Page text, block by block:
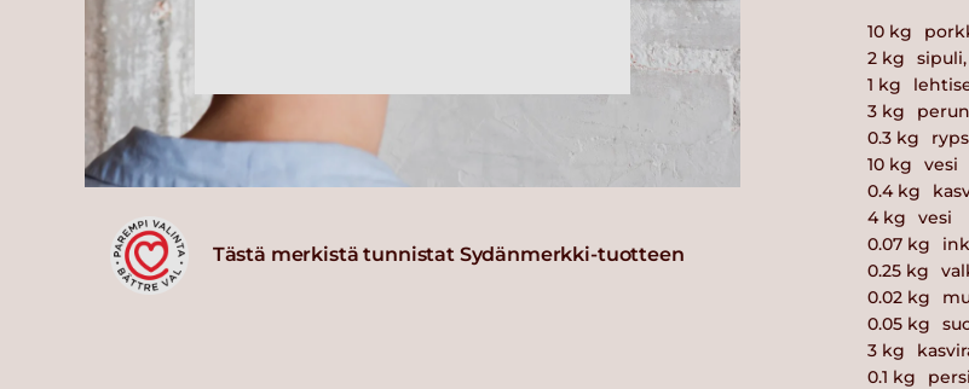
10 kg
2 kg
1 kg
3 kg
0.3 kg
10 kg
vesi
0.4kg
4kg
vesi
0.07 kg
0.25 kg
0.02 kg
0.05 kg
3 kg
0.1 kg
Tästä merkistä tunnistat Sydänmerkki-tuotteen